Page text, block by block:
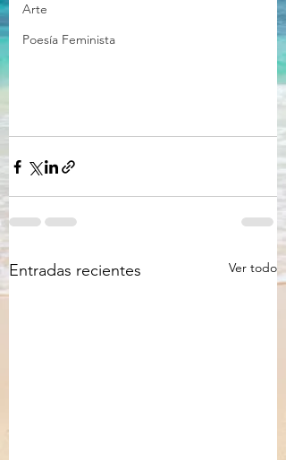
Arte
Poesía Feminista
Entradas recientes Ver todo